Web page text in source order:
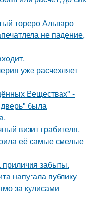
тореро Альваро
не падение,
уже расчехляет
Веществах" -
была
визит грабителя.
её самые смелые
забыты.
напугала публику
за кулисами